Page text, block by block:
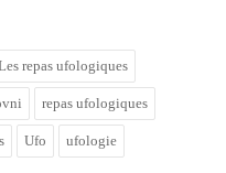
repas ufologiques
repas ufologiques
Ufo ufologie